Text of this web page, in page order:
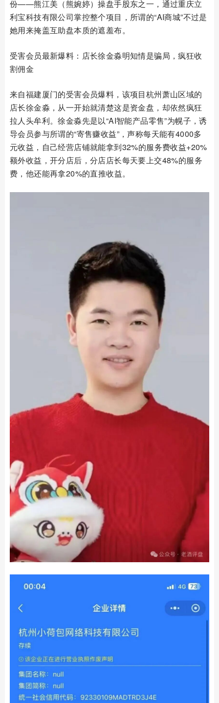
份——熊江美（熊婉婷）操盘手股东之一，通过重庆立
利宝科技有限公司掌控整个项目，所谓的“AI商城”不过是
她用来掩盖互助盘本质的遮羞布。
受害会员最新爆料：店长徐金淼明知情是骗局，疯狂收
割佣金
来自福建厦门的受害会员爆料，该项目杭州萧山区域的
店长徐金淼，从一开始就清楚这是资金盘，却依然疯狂
拉人头牟利。徐金淼先是以“AI智能产品零售”为幌子，诱
导会员参与所谓的“寄售赚收益”，声称每天能有4000多
元收益，自己经营店铺就能拿到32%的服务费收益+20%
额外收益，开分店后，分店店长每天要上交48%的服务
费，他还能再拿20%的直推收益。